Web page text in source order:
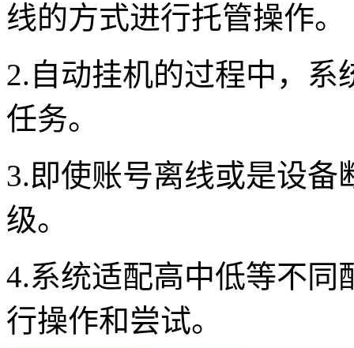
线的方式进行托管操作。
2.自动挂机的过程中，
任务。
3.即使账号离线或是设备
级。
4.系统适配高中低等不同
行操作和尝试。